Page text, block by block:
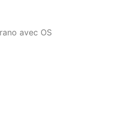
avec OS